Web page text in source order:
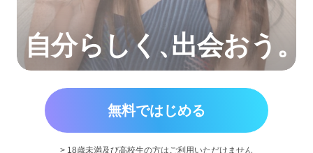
自分らしく、出会おう。
無料ではじめる
> 18歳未満及び高校生の方はご利用いただけません